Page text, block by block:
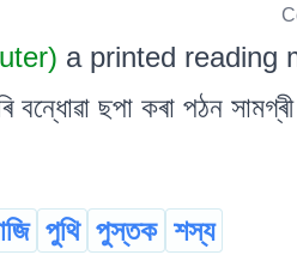
a printed reading
ছপা কৰা পঠন সামগ্ৰী
পুথি পুস্তক শস্য